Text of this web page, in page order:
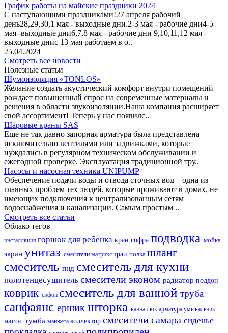
График работы на майские праздники 2024
С наступающими праздниками!27 апреля рабочий
день28,29,30,1 мая - выходные дни.2-3 мая - рабочие дни4-5
мая -выходные дни6,7,8 мая - рабочие дни 9,10,11,12 мая -
выходные днис 13 мая работаем в о..
25.04.2024
Смотреть все новости
Полезные статьи
Шумоизоляция «TONLOS»
Желание создать акустический комфорт внутри помещений
рождает повышенный спрос на современные материалы и
решения в области звукоизоляции.Наша компания расширяет
свой ассортимент! Теперь у нас появилс..
Шаровые краны SAS
Еще не так давно запорная арматура была представлена
исключительно вентилями или задвижками, которые
нуждались в регулярном техническом обслуживании и
ежегодной проверке. Эксплуатация традиционной тру..
Насосы и насосная техника UNIPUMP
Обеспечение подачи воды и отвода сточных вод – одна из
главных проблем тех людей, которые проживают в домах, не
имеющих подключения к централизованным сетям
водоснабжения и канализации. Самым простым ..
Смотреть все статьи
Облако тегов
инсталляция горшок для ребенка кран гофра подводка мойка
экран унитаз смесители матрикс трап полка шланг
смеситель пнд смеситель для кухни
полотенцесушитель смесители эконом радиатор поддон
коврик сифон смеситель для ванной труба
санфаянс ершик шторка ванна люк арматура умывальник
насос тумба манжета коллектор смесители самара сиденье